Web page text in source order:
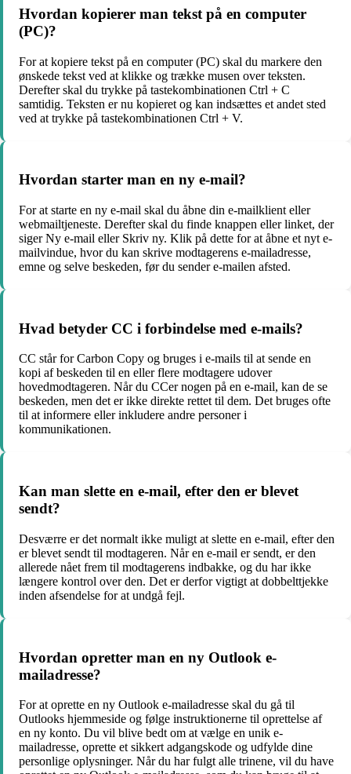
Hvordan kopierer man tekst på en computer
(PC)?
For at kopiere tekst på en computer (PC) skal du markere den
ønskede tekst ved at klikke og trække musen over teksten.
Derefter skal du trykke på tastekombinationen Ctrl + C
samtidig. Teksten er nu kopieret og kan indsættes et andet sted
ved at trykke på tastekombinationen Ctrl + V.
Hvordan starter man en ny e-mail?
For at starte en ny e-mail skal du åbne din e-mailklient eller
webmailtjeneste. Derefter skal du finde knappen eller linket, der
siger Ny e-mail eller Skriv ny. Klik på dette for at åbne et nyt e-
mailvindue, hvor du kan skrive modtagerens e-mailadresse,
emne og selve beskeden, før du sender e-mailen afsted.
Hvad betyder CC i forbindelse med e-mails?
CC står for Carbon Copy og bruges i e-mails til at sende en
kopi af beskeden til en eller flere modtagere udover
hovedmodtageren. Når du CCer nogen på en e-mail, kan de se
beskeden, men det er ikke direkte rettet til dem. Det bruges ofte
til at informere eller inkludere andre personer i
kommunikationen.
Kan man slette en e-mail, efter den er blevet
sendt?
Desværre er det normalt ikke muligt at slette en e-mail, efter den
er blevet sendt til modtageren. Når en e-mail er sendt, er den
allerede nået frem til modtagerens indbakke, og du har ikke
længere kontrol over den. Det er derfor vigtigt at dobbelttjekke
inden afsendelse for at undgå fejl.
Hvordan opretter man en ny Outlook e-
mailadresse?
For at oprette en ny Outlook e-mailadresse skal du gå til
Outlooks hjemmeside og følge instruktionerne til oprettelse af
en ny konto. Du vil blive bedt om at vælge en unik e-
mailadresse, oprette et sikkert adgangskode og udfylde dine
personlige oplysninger. Når du har fulgt alle trinene, vil du have